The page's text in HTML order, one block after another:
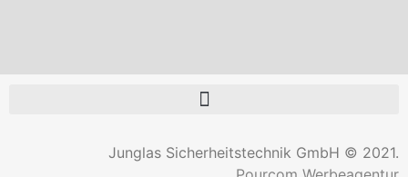
Junglas Sicherheitstechnik GmbH © 2021.